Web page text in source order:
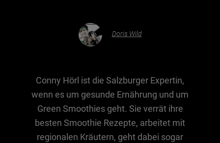
BEITRÄGE NACH MONAT Doris Wild
Conny Hörl ist die Salzburger Expertin,
wenn es um gesunde Ernährung und um
Green Smoothies geht. Sie verrät ihre
besten Smoothie Rezepte, arbeitet mit
regionalen Kräutern, geht dabei sogar